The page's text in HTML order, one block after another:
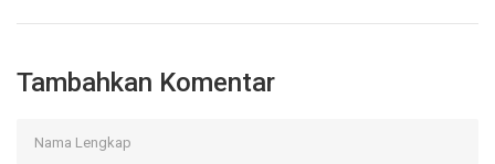
Tambahkan Komentar